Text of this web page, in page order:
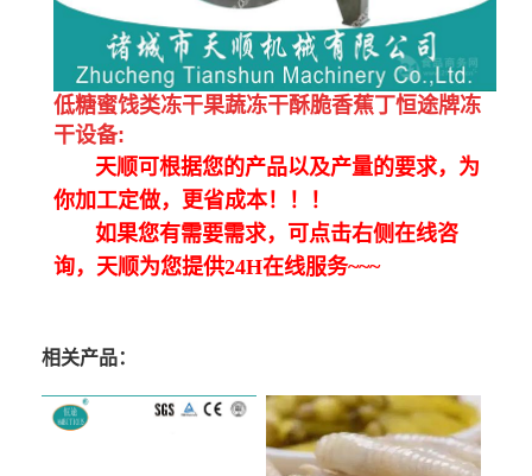
低糖蜜饯类冻干果蔬冻干酥脆香蕉丁恒途牌冻
干设备:
天顺可根据您的产品以及产量的要求，为
你加工定做，更省成本！！！
如果您有需要需求，可点击右侧在线咨
询，天顺为您提供24H在线服务~~~
相关产品：